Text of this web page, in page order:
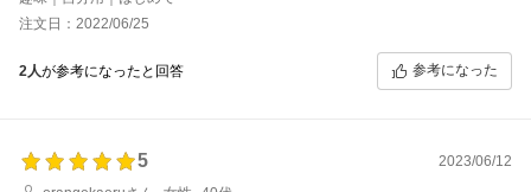
注文日：2022/06/25
2人が参考になったと回答 参考になった
5
2023/06/12